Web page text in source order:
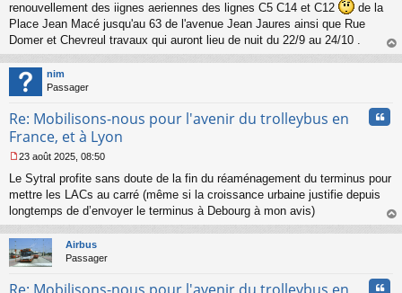
a
g
e
n
o
n
l
renouvellement des iignes aeriennes des lignes C5 C14 et C12
de la
Place Jean Macé jusqu'au 63 de l'avenue Jean Jaures ainsi que Rue
Domer et Chevreul travaux qui auront lieu de nuit du 22/9 au 24/10 .
au
nim
Passager
Re: Mobilisons-nous pour l'avenir du trolleybus en
France, et à Lyon
e
s
s
g
e
n
n
23 août 2025, 08:50
Le Sytral profite sans doute de la fin du réaménagement du terminus pour
mettre les LACs au carré (même si la croissance urbaine justifie depuis
longtemps de d’envoyer le terminus à Debourg à mon avis)
au
Airbus
Passager